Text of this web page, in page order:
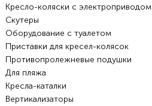
Кресло-коляски с электроприводом
Скутеры
Оборудование с туалетом
Приставки для кресел-колясок
Противопролежневые подушки
Для пляжа
Кресла-каталки
Вертикализаторы